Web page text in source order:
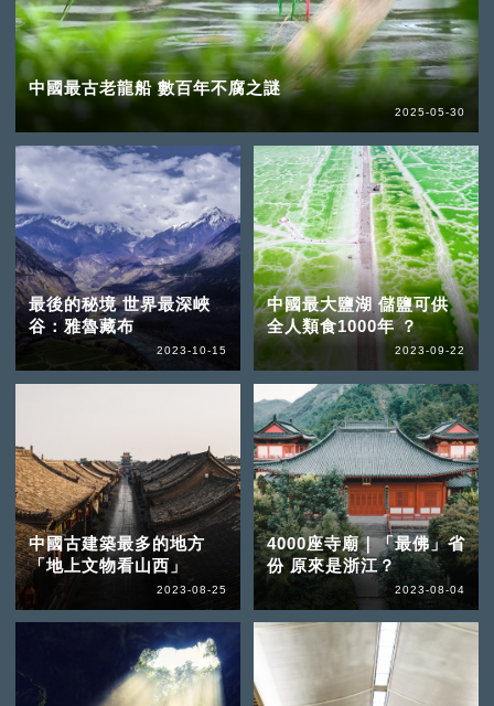
中國最古老龍船 數百年不腐之謎
2025-05-30
最後的秘境 世界最深峽
谷：雅魯藏布
2023-10-15
中國最大鹽湖 儲鹽可供
全人類食1000年 ？
2023-09-22
中國古建築最多的地方
「地上文物看山西」
2023-08-25
4000座寺廟｜「最佛」省
份 原來是浙江？
2023-08-04